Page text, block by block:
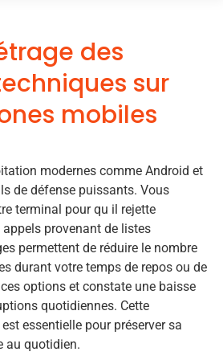
des
sur
mobiles
modernes comme Android et
de défense puissants. Vous
terminal pour qu il rejette
provenant de listes
permettent de réduire le nombre
durant votre temps de repos ou de
options et constate une baisse
quotidiennes. Cette
essentielle pour préserver sa
au quotidien.